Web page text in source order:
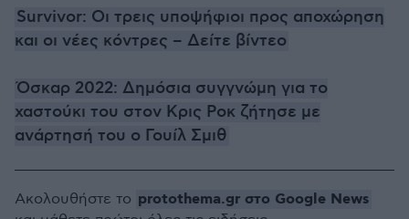
Survivor: Οι τρεις υποψήφιοι προς αποχώρηση
και οι νέες κόντρες – Δείτε βίντεο
Όσκαρ 2022: Δημόσια συγγνώμη για το
χαστούκι του στον Κρις Ροκ ζήτησε με
ανάρτησή του ο Γουίλ Σμιθ
Ακολουθήστε το protothema.gr στο Google News